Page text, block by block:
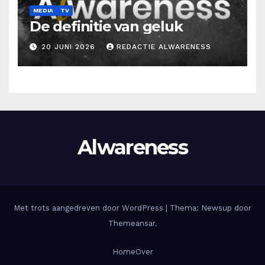
MEDIA TV
De definitie van geluk
20 JUNI 2026 REDACTIE ALWARENESS
Alwareness
Met trots aangedreven door WordPress
Thema: Newsup door
Themeansar.
HomeOver